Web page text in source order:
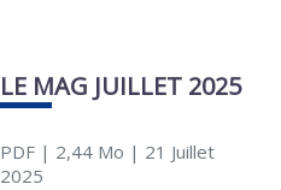
LE MAG JUILLET 2025
PDF| 2,44 Mo | 21 Juillet
2025